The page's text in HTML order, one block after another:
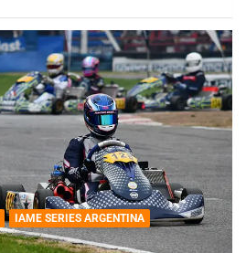
IAME SERIES ARGENTINA